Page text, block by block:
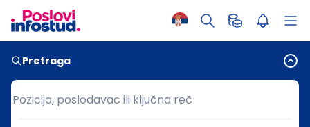
Pretraga
Pozicija, poslodavac ili ključna reč
Pozicija, poslodavac ili ključna reč